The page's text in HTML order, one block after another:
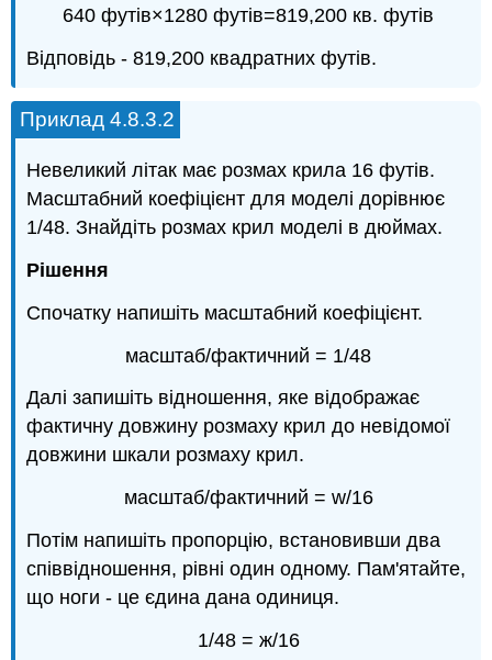
640 футів×1280 футів=819,200 кв. футів
Відповідь - 819,200 квадратних футів.
Приклад 4.8.3.2
Невеликий літак має розмах крила 16 футів.
Масштабний коефіцієнт для моделі дорівнює
1/48. Знайдіть розмах крил моделі в дюймах.
Рішення
Спочатку напишіть масштабний коефіцієнт.
масштаб/фактичний = 1/48
Далі запишіть відношення, яке відображає
фактичну довжину розмаху крил до невідомої
довжини шкали розмаху крил.
масштаб/фактичний = w/16
Потім напишіть пропорцію, встановивши два
співвідношення, рівні один одному. Пам'ятайте,
що ноги - це єдина дана одиниця.
1/48 = ж/16